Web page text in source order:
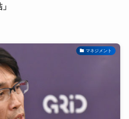
マネジメント